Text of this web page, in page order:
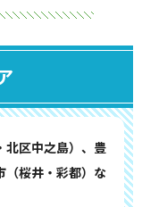
北区中之島）、豊
（桜井・彩都）な